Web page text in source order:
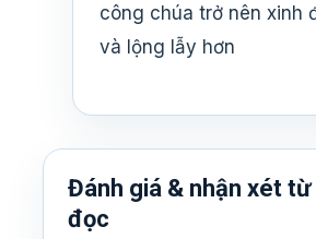
công chúa trở nên xinh
và lộng lẫy hơn
Đánh giá & nhận xét từ
đọc